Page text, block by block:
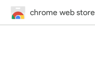
chrome web store